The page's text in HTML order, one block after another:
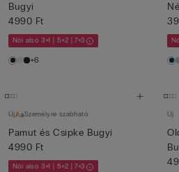
Bugyi
4990 Ft
Női alsó 3+1 | 5+2 | 7+3
+6
Új Személyre szabható
Pamut és Csipke Bugyi
4990 Ft
Női alsó 3+1 | 5+2 | 7+3
Új